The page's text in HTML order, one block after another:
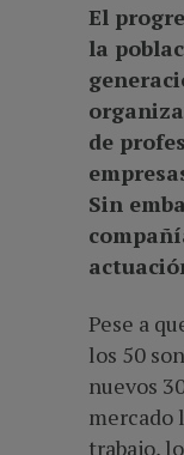
El
la
de
Sin
Pese a
los 50
nuevos
mercado
trabajo,